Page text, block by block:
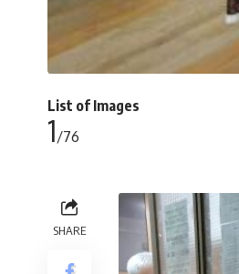
List of Images
1/76
SHARE